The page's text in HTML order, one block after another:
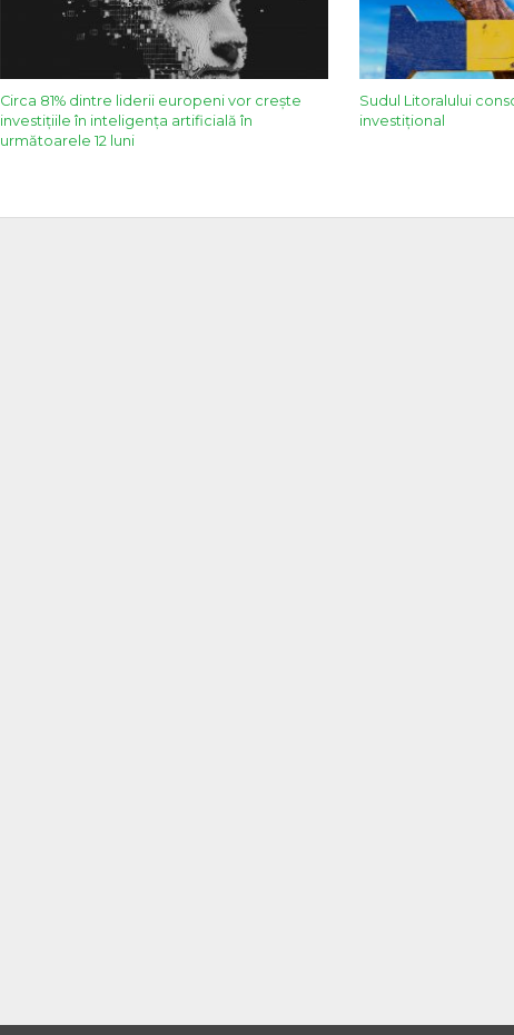
Circa 81% dintre liderii europeni vor crește
investițiile în inteligența artificială în
următoarele 12 luni
Sudul Litoralului
investițional